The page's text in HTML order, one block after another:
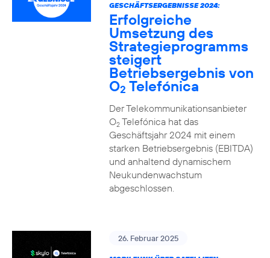
GESCHÄFTSERGEBNISSE 2024:
Erfolgreiche
Umsetzung des
Strategieprogramms
steigert
Betriebsergebnis von
O2 Telefónica
Der Telekommunikationsanbieter
O2Telefónica hat das
Geschäftsjahr 2024 mit einem
starken Betriebsergebnis (EBITDA)
und anhaltend dynamischem
Neukundenwachstum
abgeschlossen.
26. Februar 2025